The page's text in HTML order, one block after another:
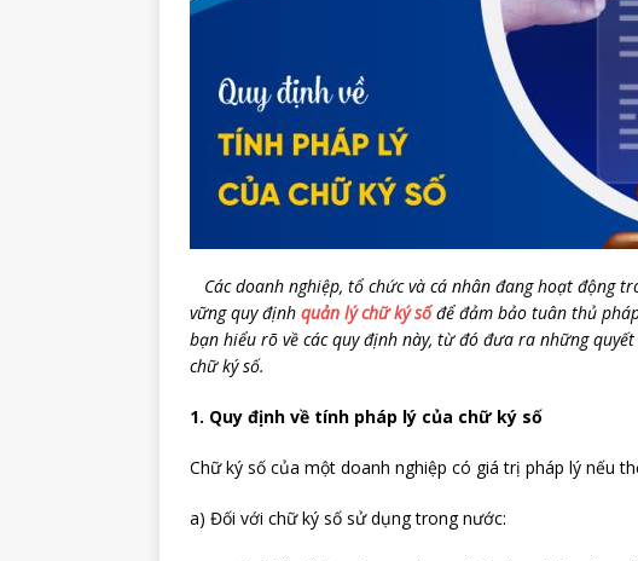
Các doanh nghiệp, tổ chức và cá nhân đang hoạt động
vững quy định quản lý chữ ký sốđể đảm bảo tuân thủ
bạn hiểu rõ về các quy định này, từ đó đưa ra những
chữ ký số.
1. Quy định về tính pháp lý của chữ ký số
Chữ ký số của một doanh nghiệp có giá trị pháp lý nếu
a) Đối với chữ ký số sử dụng trong nước: